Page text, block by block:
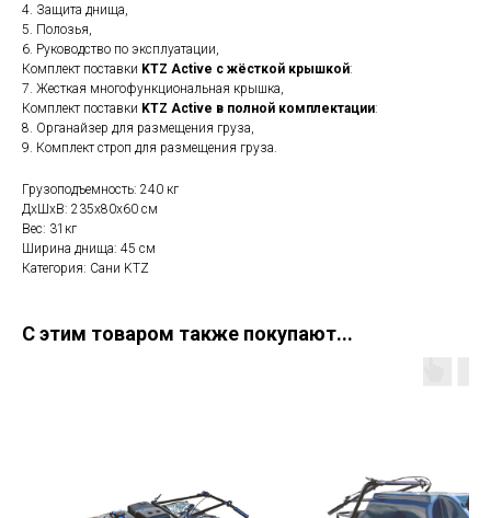
4. Защита днища,
5. Полозья,
6. Руководство по эксплуатации,
Комплект поставки KTZ Active с жёсткой крышкой:
7. Жесткая многофункциональная крышка,
Комплект поставки KTZ Active в полной комплектации:
8. Органайзер для размещения груза,
9. Комплект строп для размещения груза.
Грузоподъемность: 240 кг
ДхШхВ: 235х80х60 см
Вес: 31кг
Ширина днища: 45 см
Категория: Сани KTZ
С этим товаром также покупают...